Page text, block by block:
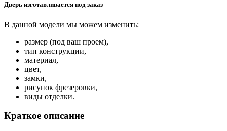
Дверь изготавливается под заказ
В данной модели мы можем изменить:
размер (под ваш проем),
тип конструкции,
материал,
цвет,
замки,
рисунок фрезеровки,
виды отделки.
Краткое описание